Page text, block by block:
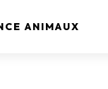
ANIMAUX